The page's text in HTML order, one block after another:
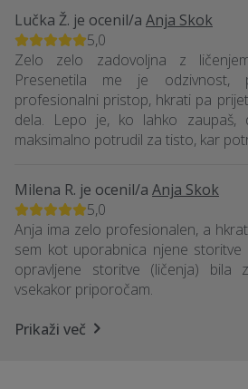
Lučka Ž. je ocenil/a Anja Skok
5,0
Zelo zelo zadovoljna z
Presenetila me je odzivnost,
profesionalni pristop, hkrati pa
dela. Lepo je, ko lahko
maksimalno potrudil za tisto, kar
Milena R. je ocenil/a Anja Skok
5,0
Anja ima zelo profesionalen, a
sem kot uporabnica njene
opravljene storitve (ličenja) bila
vsekakor priporočam.
Prikaži več